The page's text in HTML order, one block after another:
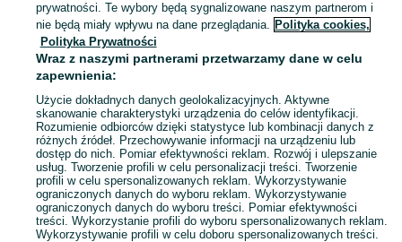
Odśwież
prywatności. Te wybory będą sygnalizowane naszym partnerom i
nie będą miały wpływu na dane przeglądania. Polityka cookies,
Polityka Prywatności
Wraz z naszymi partnerami przetwarzamy dane w celu
zapewnienia:
Użycie dokładnych danych geolokalizacyjnych. Aktywne
skanowanie charakterystyki urządzenia do celów identyfikacji.
Rozumienie odbiorców dzięki statystyce lub kombinacji danych z
różnych źródeł. Przechowywanie informacji na urządzeniu lub
dostęp do nich. Pomiar efektywności reklam. Rozwój i ulepszanie
usług. Tworzenie profili w celu personalizacji treści. Tworzenie
profili w celu spersonalizowanych reklam. Wykorzystywanie
ograniczonych danych do wyboru reklam. Wykorzystywanie
ograniczonych danych do wyboru treści. Pomiar efektywności
treści. Wykorzystanie profili do wyboru spersonalizowanych reklam.
Wykorzystywanie profili w celu doboru spersonalizowanych treści.